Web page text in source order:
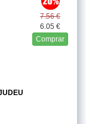
7.56 €
6.05 €
Comprar